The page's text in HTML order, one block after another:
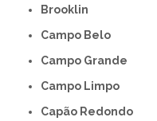
Brooklin
Campo Belo
Campo Grande
Campo Limpo
Capão Redondo